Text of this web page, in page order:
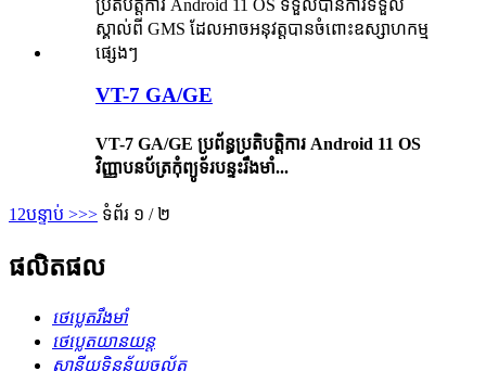
VT-7 GA/GE
VT-7 GA/GE ប្រព័ន្ធប្រតិបត្តិការ Android 11 OS
វិញ្ញាបនប័ត្រកុំព្យូទ័របន្ទះរឹងមាំ...
1 2បន្ទាប់ >>> ទំព័រ ១ / ២
ផលិតផល
ថេប្លេតរឹងមាំ
ថេប្លេតយានយន្ត
ស្ថានីយទិន្នន័យចល័ត